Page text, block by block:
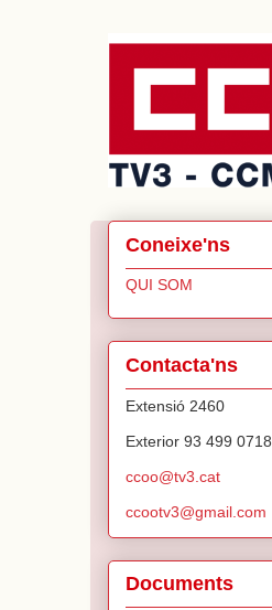
Coneixe'ns
QUI SOM
Contacta'ns
Extensió 2460
Exterior 93 499 0718
ccoo@tv3.cat
ccootv3@gmail.com
Documents